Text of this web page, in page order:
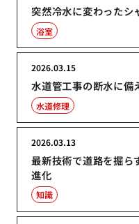
突然冷水に変わったシ
浴室
水道管工事の断水に備
2026.03.15
水道修理
最新技術で道路を掘ら
進化
2026.03.13
知識